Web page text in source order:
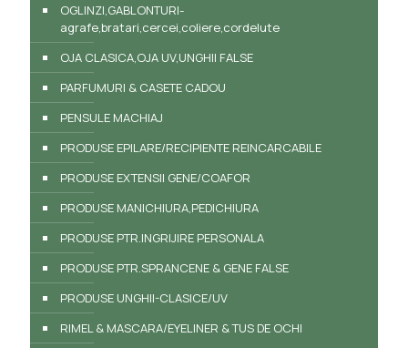
OGLINZI,GABLONTURI-
agrafe,bratari,cercei,coliere,cordelute
OJA CLASICA,OJA UV,UNGHII FALSE
PARFUMURI & CASETE CADOU
PENSULE MACHIAJ
PRODUSE EPILARE/RECIPIENTE REINCARCABILE
PRODUSE EXTENSII GENE/COAFOR
PRODUSE MANICHIURA,PEDICHIURA
PRODUSE PTR.INGRIJIRE PERSONALA
PRODUSE PTR.SPRANCENE & GENE FALSE
PRODUSE UNGHII-CLASICE/UV
RIMEL & MASCARA/EYELINER & TUS DE OCHI